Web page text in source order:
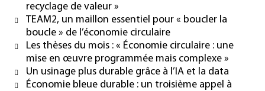
recyclage de valeur »
TEAM2, un maillon essentiel pour « boucler la
boucle » de l’économie circulaire
Les thèses du mois : « Économie circulaire : une
mise en œuvre programmée mais complexe »
Un usinage plus durable grâce à l’IA et la data
Économie bleue durable : un troisième appel à